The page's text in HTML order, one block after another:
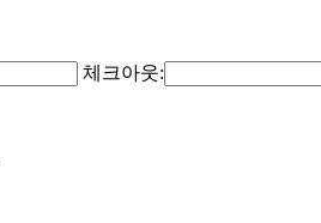
체크아웃: